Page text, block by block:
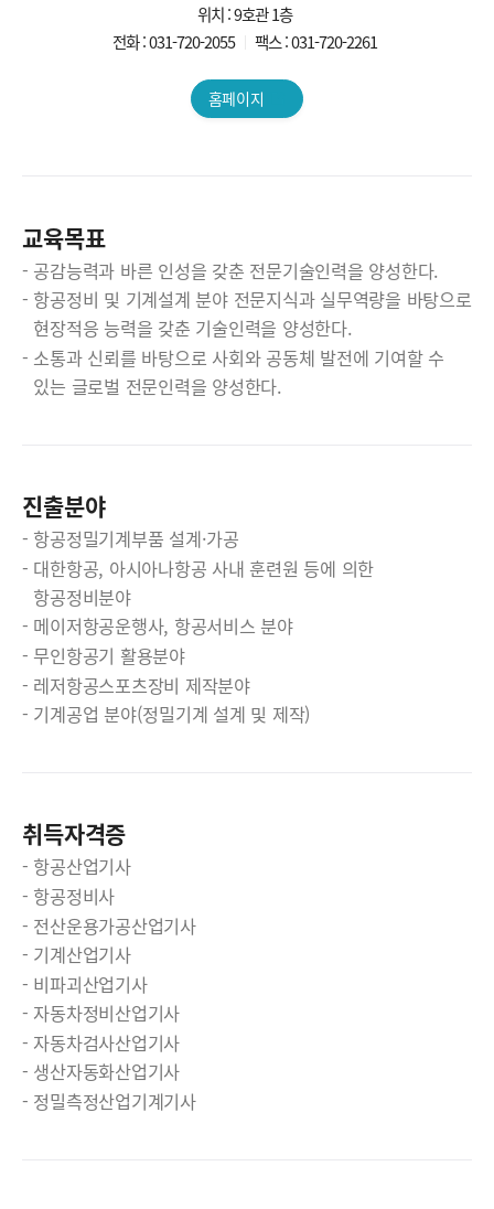
위치 : 9호관 1층
전화 : 031-720-2055
팩스 : 031-720-2261
홈페이지
교육목표
공감능력과 바른 인성을 갖춘 전문기술인력을 양성한다.
항공정비 및 기계설계 분야 전문지식과 실무역량을 바탕으로
현장적응 능력을 갖춘 기술인력을 양성한다.
소통과 신뢰를 바탕으로 사회와 공동체 발전에 기여할 수
있는 글로벌 전문인력을 양성한다.
진출분야
항공정밀기계부품 설계·가공
대한항공, 아시아나항공 사내 훈련원 등에 의한
항공정비분야
메이저항공운행사, 항공서비스 분야
무인항공기 활용분야
레저항공스포츠장비 제작분야
기계공업 분야(정밀기계 설계 및 제작)
취득자격증
항공산업기사
항공정비사
전산운용가공산업기사
기계산업기사
비파괴산업기사
자동차정비산업기사
자동차검사산업기사
생산자동화산업기사
정밀측정산업기계기사